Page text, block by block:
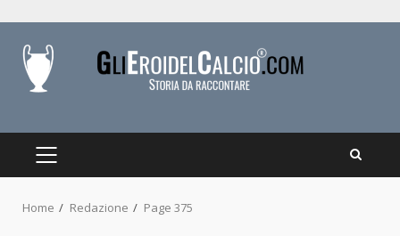
content
PRIMARY
Home Redazione Page 375